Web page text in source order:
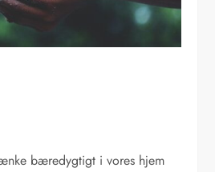
bæredygtigt i vores hjem